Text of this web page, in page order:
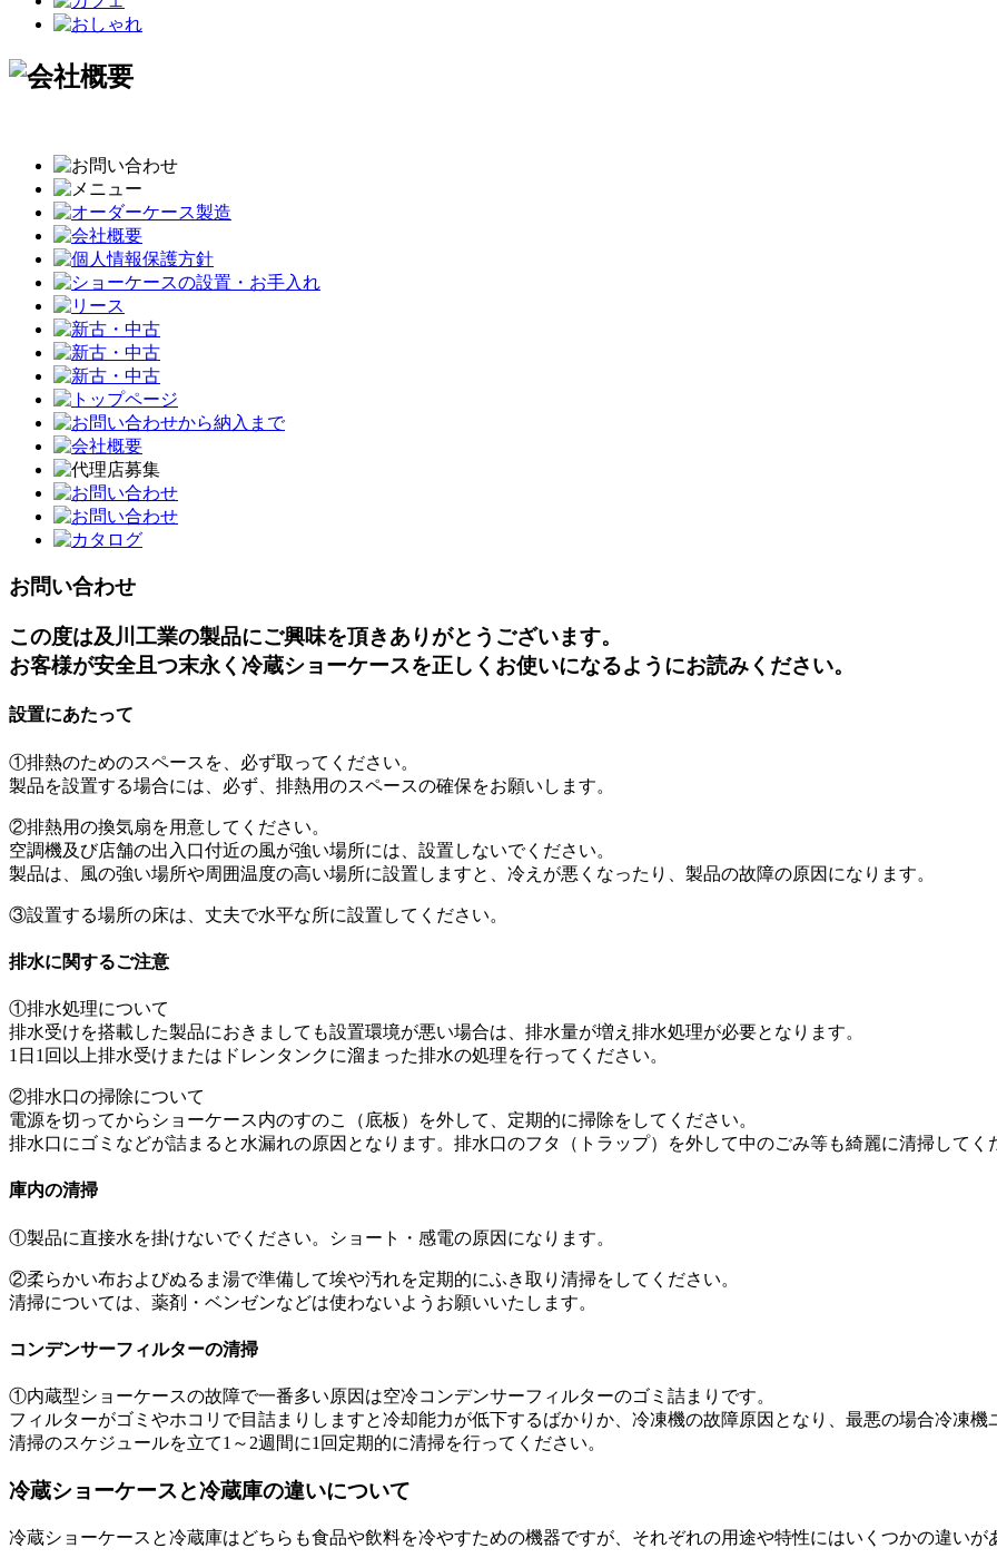
お問い合わせ
この度は及川工業の製品にご興味を頂きありがとうございます。
お客様が安全且つ末永く冷蔵ショーケースを正しくお使いになるようにお読みください。
設置にあたって
①排熱のためのスペースを、必ず取ってください。
製品を設置する場合には、必ず、排熱用のスペースの確保をお願いします。
②排熱用の換気扇を用意してください。
空調機及び店舗の出入口付近の風が強い場所には、設置しないでください。
製品は、風の強い場所や周囲温度の高い場所に設置しますと、冷えが悪くなったり、製品の故障の原因になります。
③設置する場所の床は、丈夫で水平な所に設置してください。
排水に関するご注意
①排水処理について
排水受けを搭載した製品におきましても設置環境が悪い場合は、排水量が増え排水処理が必要となります。
1日1回以上排水受けまたはドレンタンクに溜まった排水の処理を行ってください。
②排水口の掃除について
電源を切ってからショーケース内のすのこ（底板）を外して、定期的に掃除をしてください。
排水口にゴミなどが詰まると水漏れの原因となります。排水口のフタ（トラップ）を外して中のごみ等も綺麗に清掃してく
庫内の清掃
①製品に直接水を掛けないでください。ショート・感電の原因になります。
②柔らかい布およびぬるま湯で準備して埃や汚れを定期的にふき取り清掃をしてください。
清掃については、薬剤・ベンゼンなどは使わないようお願いいたします。
コンデンサーフィルターの清掃
①内蔵型ショーケースの故障で一番多い原因は空冷コンデンサーフィルターのゴミ詰まりです。
フィルターがゴミやホコリで目詰まりしますと冷却能力が低下するばかりか、冷凍機の故障原因となり、最悪の場合冷凍機
清掃のスケジュールを立て1～2週間に1回定期的に清掃を行ってください。
冷蔵ショーケースと冷蔵庫の違いについて
冷蔵ショーケースと冷蔵庫はどちらも食品や飲料を冷やすための機器ですが、それぞれの用途や特性にはいくつかの違いが